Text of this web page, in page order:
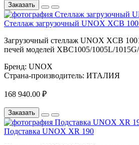
Заказать
Стеллаж загрузочный UNOX XCB
Загрузочный стеллаж UNOX XCB
печей моделей XBC1005/1005L/
Бренд: UNOX
Страна-производитель: ИТАЛИЯ
168 940.00 ₽
Заказать
Подставка UNOX XR 190